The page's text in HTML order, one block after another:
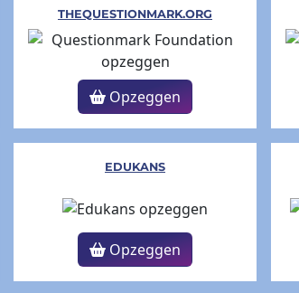
THEQUESTIONMARK.ORG
Opzeggen
EDUKANS
Opzeggen